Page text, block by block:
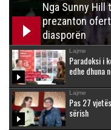
Nga Sunny Hill
prezanton
diasporën
Lajme
Paradoksi i
edhe dhuna
Lajme
Pas 27
sërish